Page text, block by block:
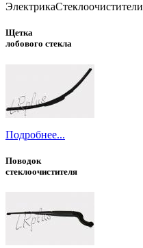
ЭлектрикаСтеклоочистители
Щетка
лобового стекла
Подробнее...
Поводок
стеклоочистителя